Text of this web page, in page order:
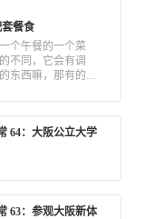
餐食
个午餐的一个菜
不同，它会有调
东西嘛，那有的人
64：大阪公立大学
63：参观大阪新体